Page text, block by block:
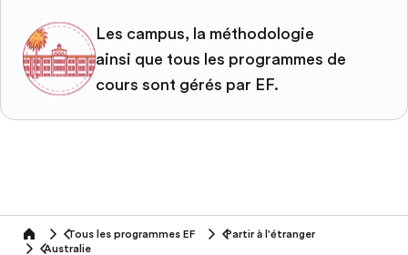
Les campus, la méthodologie
ainsi que tous les programmes de
cours sont gérés par EF.
home Tous les programmes EF
Partir à l'étranger
Australie